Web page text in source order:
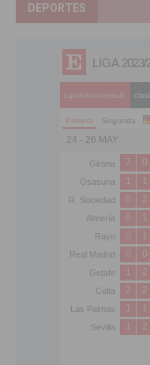
DEPORTES